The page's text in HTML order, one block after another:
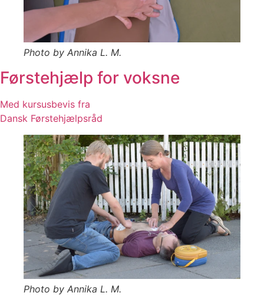
Photo by Annika L. M.
Førstehjælp for voksne
Med kursusbevis fra
Dansk Førstehjælpsråd
Photo by Annika L. M.